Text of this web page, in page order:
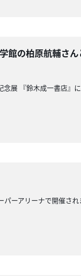
館の柏原航輔さ
展 『鈴木成一書店』
ーアリーナで開催され